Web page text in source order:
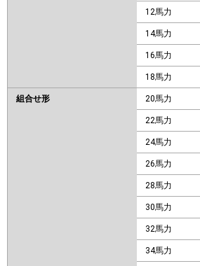
12馬力
14馬力
16馬力
18馬力
組合せ形 20馬力
22馬力
24馬力
26馬力
28馬力
30馬力
32馬力
34馬力